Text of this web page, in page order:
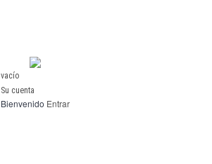
vacío
Su cuenta
Bienvenido Entrar